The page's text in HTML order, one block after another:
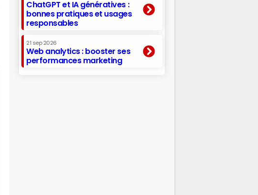
ChatGPT et IA génératives :
bonnes pratiques et usages
responsables
21 sep 2026
Web analytics : booster ses
performances marketing